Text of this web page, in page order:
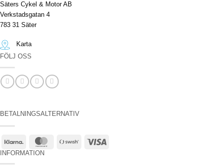
Säters Cykel & Motor AB
Verkstadsgatan 4
783 31 Säter
Karta
FÖLJ OSS
BETALNINGSALTERNATIV
Klarna MasterCardSwish
INFORMATION